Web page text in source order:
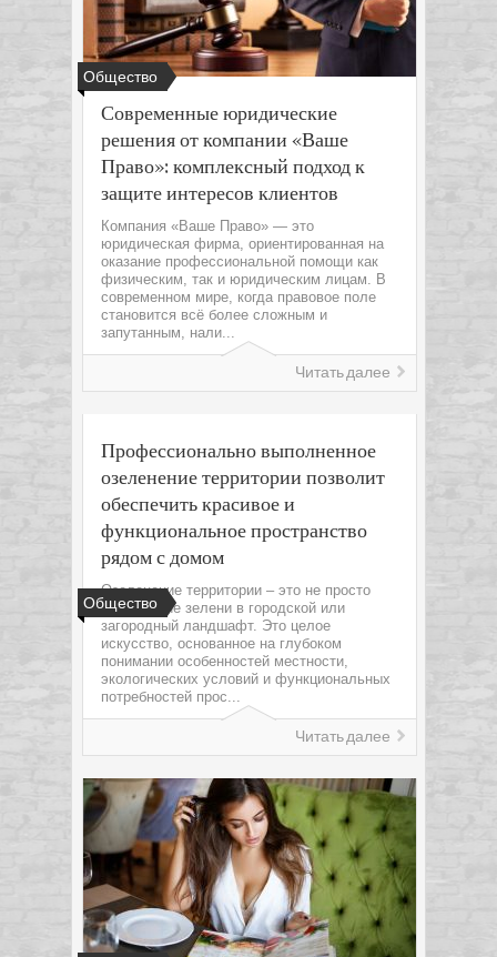
Общество
Современные юридические
решения от компании «Ваше
Право»: комплексный подход к
защите интересов клиентов
Компания «Ваше Право» — это
юридическая фирма, ориентированная на
оказание профессиональной помощи как
физическим, так и юридическим лицам. В
современном мире, когда правовое поле
становится всё более сложным и
запутанным, нали...
Читать далее
Общество
Профессионально выполненное
озеленение территории позволит
обеспечить красивое и
функциональное пространство
рядом с домом
Озеленение территории – это не просто
добавление зелени в городской или
загородный ландшафт. Это целое
искусство, основанное на глубоком
понимании особенностей местности,
экологических условий и функциональных
потребностей прос...
Читать далее